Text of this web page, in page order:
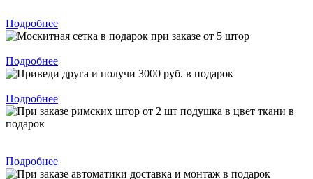
Подробнее
Подробнее
Подробнее
Подробнее